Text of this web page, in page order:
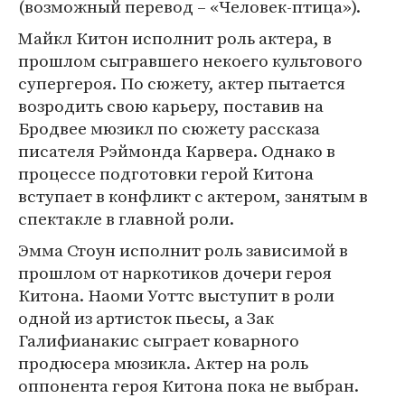
(возможный перевод – «Человек-птица»).
Майкл Китон исполнит роль актера, в
прошлом сыгравшего некоего культового
супергероя. По сюжету, актер пытается
возродить свою карьеру, поставив на
Бродвее мюзикл по сюжету рассказа
писателя Рэймонда Карвера. Однако в
процессе подготовки герой Китона
вступает в конфликт с актером, занятым в
спектакле в главной роли.
Эмма Стоун исполнит роль зависимой в
прошлом от наркотиков дочери героя
Китона. Наоми Уоттс выступит в роли
одной из артисток пьесы, а Зак
Галифианакис сыграет коварного
продюсера мюзикла. Актер на роль
оппонента героя Китона пока не выбран.